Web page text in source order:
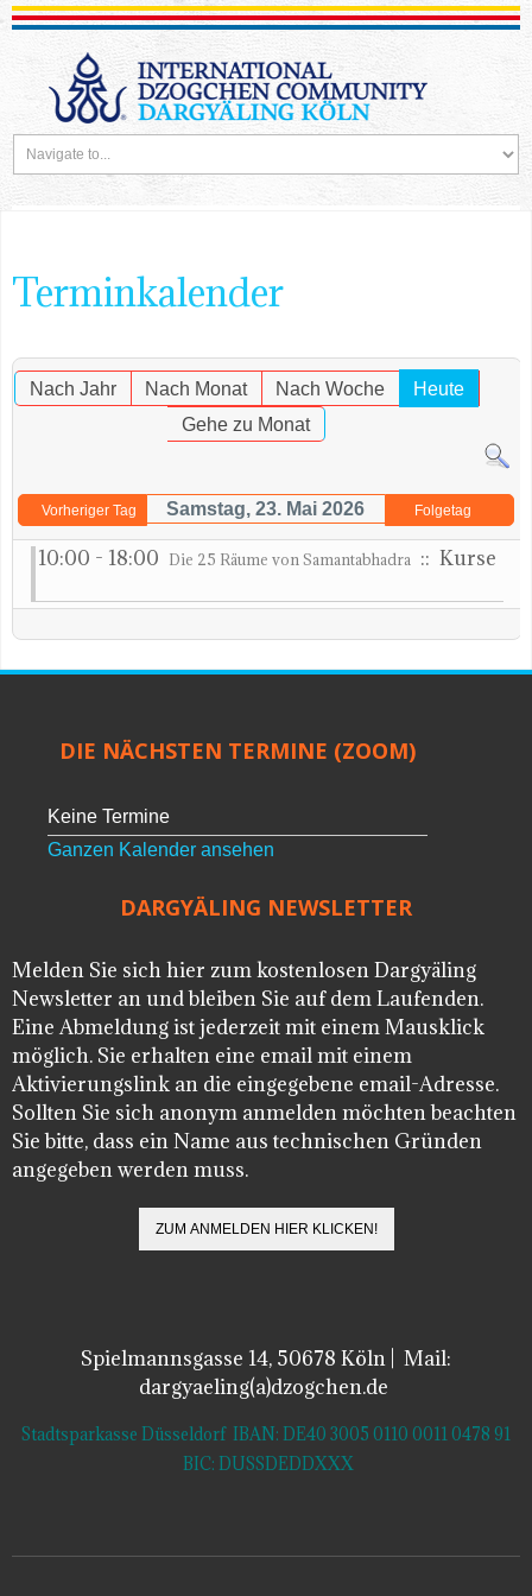
Terminkalender
Nach Jahr Nach Monat Nach Woche
Heute
Gehe zu Monat
Vorheriger Tag Samstag, 23. Mai 2026 Folgetag
10:00 - 18:00 Die 25 Räume von Samantabhadra :: Kurse
DIE NÄCHSTEN TERMINE (ZOOM)
Keine Termine
Ganzen Kalender ansehen
DARGYÄLING NEWSLETTER
Melden Sie sich hier zum kostenlosen Dargyäling
Newsletter an und bleiben Sie auf dem Laufenden.
Eine Abmeldung ist jederzeit mit einem Mausklick
möglich. Sie erhalten eine email mit einem
Aktivierungslink an die eingegebene email-Adresse.
Sollten Sie sich anonym anmelden möchten beachten
Sie bitte, dass ein Name aus technischen Gründen
angegeben werden muss.
Spielmannsgasse 14, 50678 Köln | Mail:
dargyaeling(a)dzogchen.de
Stadtsparkasse Düsseldorf IBAN: DE40 3005 0110 0011 0478 91
BIC: DUSSDEDDXXX